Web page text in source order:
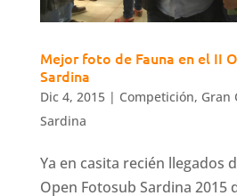
Mejor foto de Fauna en el II
Sardina
Dic 4, 2015| Competición, Gran
Sardina
Ya en casita recién llegados
Open Fotosub Sardina 2015